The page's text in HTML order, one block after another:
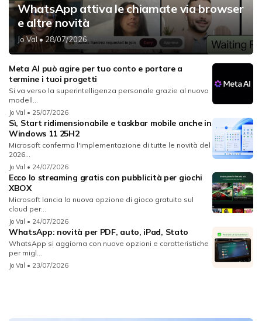
WhatsApp attiva le chiamate via browser
e altre novità
Jo Val• 28/07/2026
Meta AI può agire per tuo conto e portare a
termine i tuoi progetti
Si va verso la superintelligenza personale grazie al nuovo
modell...
Jo Val • 25/07/2026
Sì, Start ridimensionabile e taskbar mobile anche in
Windows 11 25H2
Microsoft conferma l'implementazione di tutte le novità del
2026...
Jo Val • 24/07/2026
Ecco lo streaming gratis con pubblicità per giochi
XBOX
Microsoft lancia la nuova opzione di gioco gratuito sul
cloud per...
Jo Val • 24/07/2026
WhatsApp: novità per PDF, auto, iPad, Stato
WhatsApp si aggiorna con nuove opzioni e caratteristiche
per migl...
Jo Val • 23/07/2026